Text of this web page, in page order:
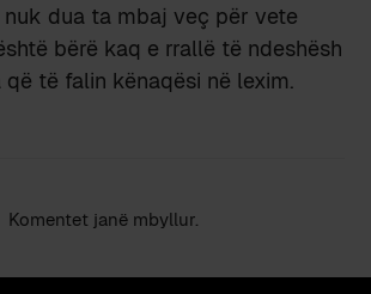
nuk dua ta mbaj veç për vete
bërë kaq e rrallë të ndeshësh
të falin kënaqësi në lexim.
Komentet janë mbyllur.